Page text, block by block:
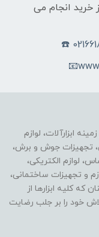
ساعت پس از خرید انجام می
ابزارآلات، لوازم
تجهیزات جوش و برش،
لوازم الکتریکی،
و تجهیزات ساختمانی،
که کلیه ابزارها از
خود را بر جلب رضایت